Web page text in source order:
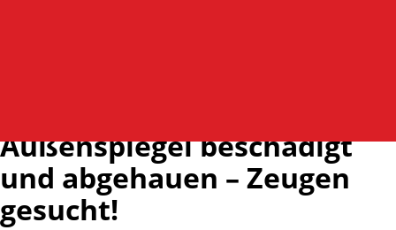
Außenspiegel beschädigt
und abgehauen – Zeugen
gesucht!